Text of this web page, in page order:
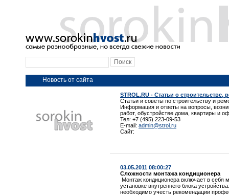
Новость от сайта
STROL.RU - Статьи о строительстве,
Статьи и советы по строительству и
Информация и ответы на вопросы,
работ, обустройстве дома, квартиры и
Тел: +7 (495) 223-09-53
E-mail: admin@strol.ru
Сайт:
03.05.2011 08:00:27
Сложности монтажа кондиционера
Монтаж кондиционера включает в себя
установке внутреннего блока
необходимо учесть рекомендации